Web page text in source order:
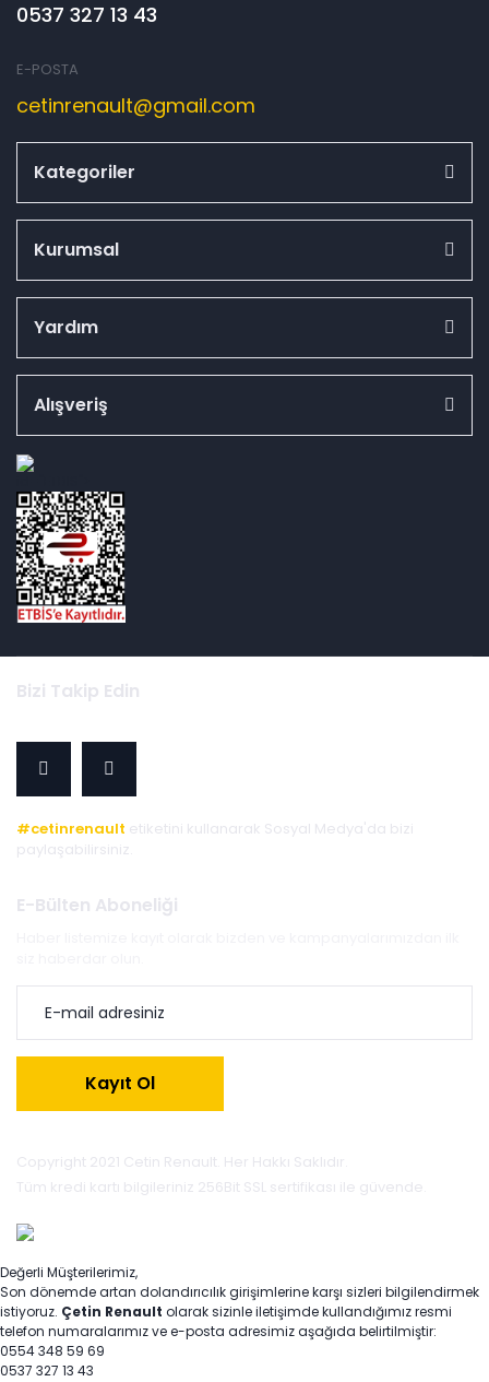
0537 327 13 43
E-POSTA
cetinrenault@gmail.com
Kategoriler
Kurumsal
Yardım
Alışveriş
Bizi Takip Edin
#cetinrenault etiketini kullanarak Sosyal Medya'da bizi
paylaşabilirsiniz.
E-Bülten Aboneliği
Kayıt Ol
Copyright 2021 Cetin Renault. Her Hakkı Saklıdır.
Tüm kredi kartı bilgileriniz 256Bit SSL sertifikası ile güvende.
Değerli Müşterilerimiz,
Son dönemde artan dolandırıcılık girişimlerine karşı sizleri bilgilendirmek
istiyoruz. Çetin Renault olarak sizinle iletişimde kullandığımız resmi
telefon numaralarımız ve e-posta adresimiz aşağıda belirtilmiştir:
0554 348 59 69
0537 327 13 43